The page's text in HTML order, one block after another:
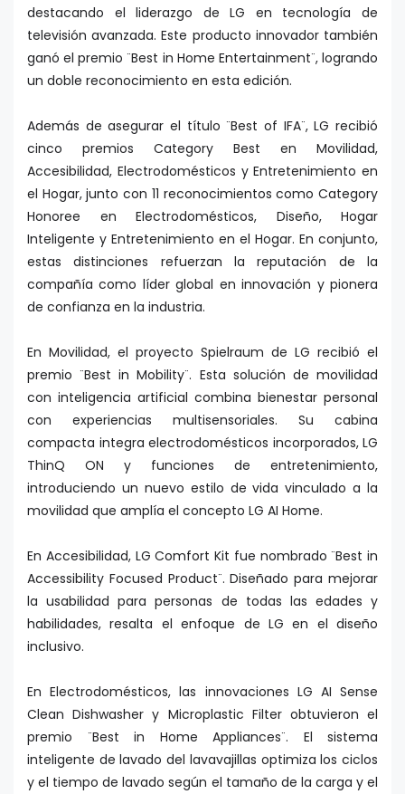
destacando el liderazgo de LG en tecnología de
televisión avanzada. Este producto innovador también
ganó el premio ¨Best in Home Entertainment¨, logrando
un doble reconocimiento en esta edición.
Además de asegurar el título ¨Best of IFA¨, LG recibió
cinco premios Category Best en Movilidad,
Accesibilidad, Electrodomésticos y Entretenimiento en
el Hogar, junto con 11 reconocimientos como Category
Honoree en Electrodomésticos, Diseño, Hogar
Inteligente y Entretenimiento en el Hogar. En conjunto,
estas distinciones refuerzan la reputación de la
compañía como líder global en innovación y pionera
de confianza en la industria.
En Movilidad, el proyecto Spielraum de LG recibió el
premio ¨Best in Mobility¨. Esta solución de movilidad
con inteligencia artificial combina bienestar personal
con experiencias multisensoriales. Su cabina
compacta integra electrodomésticos incorporados, LG
ThinQ ON y funciones de entretenimiento,
introduciendo un nuevo estilo de vida vinculado a la
movilidad que amplía el concepto LG AI Home.
En Accesibilidad, LG Comfort Kit fue nombrado ¨Best in
Accessibility Focused Product¨. Diseñado para mejorar
la usabilidad para personas de todas las edades y
habilidades, resalta el enfoque de LG en el diseño
inclusivo.
En Electrodomésticos, las innovaciones LG AI Sense
Clean Dishwasher y Microplastic Filter obtuvieron el
premio ¨Best in Home Appliances¨. El sistema
inteligente de lavado del lavavajillas optimiza los ciclos
y el tiempo de lavado según el tamaño de la carga y el